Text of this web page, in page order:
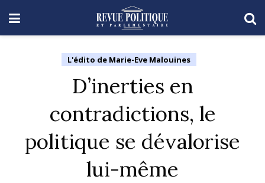
L'édito de Marie-Eve Malouines
D’inerties en
contradictions, le
politique se dévalorise
lui-même